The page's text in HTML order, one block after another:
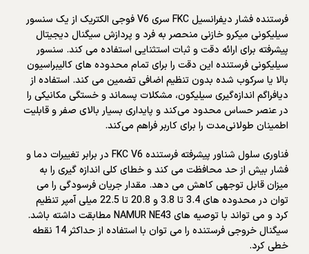
فرستنده فشار دیفرانسیل FKC سری V6 فوجی الکتریک از یک سنسور
سیلیکونی میکرو خازنی منحصر به فرد و پردازش سیگنال دیجیتال
پیشرفته برای ارائه دقت و ثبات استثنایی استفاده می کند. سنسور
سیلیکونی فرستنده این دقت را برای تمام محدوده های کالیبراسیون
بالا یا سرکوب شده بدون تنظیم اضافی تضمین می کند. استفاده از
دیافراگم اندازه‌گیری سیلیکون، مشکلات پسماند و خستگی مکانیکی را
در عنصر حساس محدود می‌کند و پایداری بسیار بالای صفر و قابلیت
اطمینان طولانی‌مدت را برای کاربر فراهم می‌کند.
فناوری سلول شناور پیشرفته فرستنده FKC V6 در برابر تغییرات دما و
فشار بیش از حد محافظت می کند و خطای کلی اندازه گیری را به
میزان قابل توجهی کاهش می دهد. مقدار جریان فرسودگی را می
توان در محدوده های 3.4 تا 3.8 و 20.8 تا 22.5 میلی آمپر تنظیم
کرد و می تواند با توصیه های NAMUR NE43 مطابقت داشته باشد.
سیگنال خروجی فرستنده را می توان با استفاده از حداکثر 14 نقطه
خطی کرد.